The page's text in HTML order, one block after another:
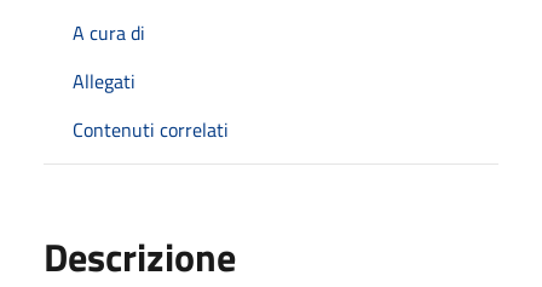
A cura di
Allegati
Contenuti correlati
Descrizione